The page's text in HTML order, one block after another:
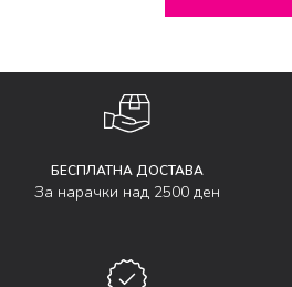
БЕСПЛАТНА ДОСТАВА
За нарачки над 2500 ден